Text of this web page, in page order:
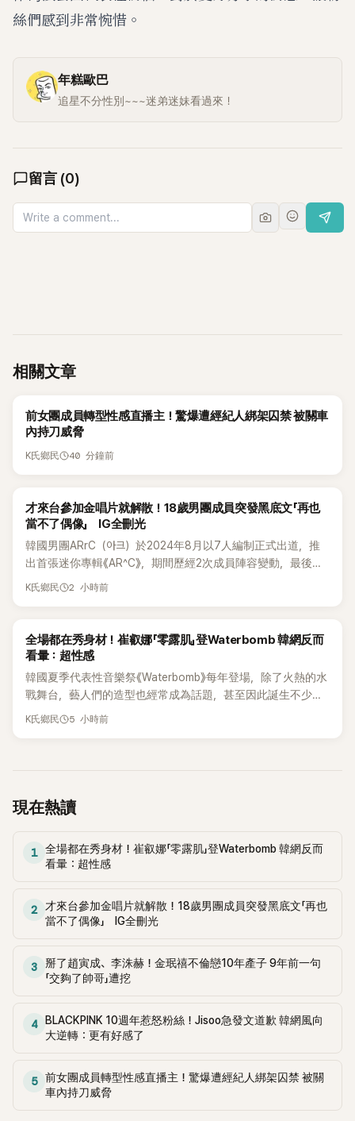
絲們感到非常惋惜。
年糕歐巴
追星不分性別~~~迷弟迷妹看過來！
留言 (0)
相關文章
K-POP
前女團成員轉型性感直播主！驚爆遭經紀人綁架囚禁 被關車
內持刀威脅
K氏鄉民 40 分鐘前
K-POP
才來台參加金唱片就解散！18歲男團成員突發黑底文「再也
當不了偶像」 IG全刪光
韓國男團ARrC（아크）於2024年8月以7人編制正式出道，推
出首張迷你專輯《AR^C》，期間歷經2次成員陣容變動，最後一
張作品則是2025年11月推出的〈Skiid〉。沒想到出道不到2年，
當錯愕。
K氏鄉民 2 小時前
K-POP
全場都在秀身材！崔叡娜「零露肌」登Waterbomb 韓網反而
看暈：超性感
韓國夏季代表性音樂祭《Waterbomb》每年登場，除了火熱的水
戰舞台，藝人們的造型也經常成為話題，甚至因此誕生不少
「Waterbomb女神」、「Waterbomb男神」。過去包括泫雅、宣
K氏鄉民 5 小時前
現在熱讀
1
全場都在秀身材！崔叡娜「零露肌」登Waterbomb 韓網反而
看暈：超性感
2
才來台參加金唱片就解散！18歲男團成員突發黑底文「再也
當不了偶像」 IG全刪光
3
掰了趙寅成、李洙赫！金珉禧不倫戀10年產子 9年前一句
「交夠了帥哥」遭挖
4
BLACKPINK 10週年惹怒粉絲！Jisoo急發文道歉 韓網風向
大逆轉：更有好感了
5
前女團成員轉型性感直播主！驚爆遭經紀人綁架囚禁 被關
車內持刀威脅